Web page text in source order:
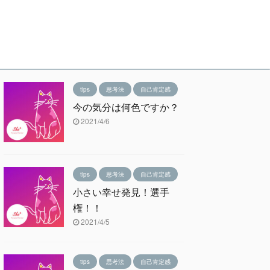
tips 思考法 自己肯定感
今の気分は何色ですか？
2021/4/6
tips 思考法 自己肯定感
小さい幸せ発見！選手
権！！
2021/4/5
tips 思考法 自己肯定感